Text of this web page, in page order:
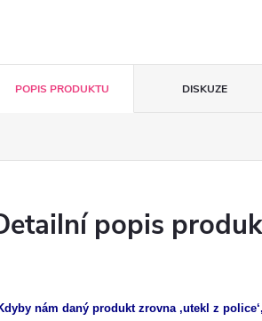
POPIS PRODUKTU DISKUZE
popis
nám daný produkt zrovna ‚utekl z